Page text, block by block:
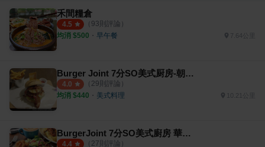
禾間糧倉
4.5 （ 93則評論）
均消 $500 ・ 早午餐 7.64公里
Burger Joint 7分SO美式厨房-朝富店
4.0 （ 29則評論）
均消 $440 ・ 美式料理 10.21公里
BurgerJoint 7分SO美式廚房 華美店
4.4 （ 27則評論）